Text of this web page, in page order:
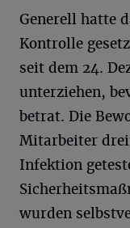
Generell hatte
Kontrolle
seit dem 24.
unterziehen,
betrat. Die
Mitarbeiter
Infektion
wurden